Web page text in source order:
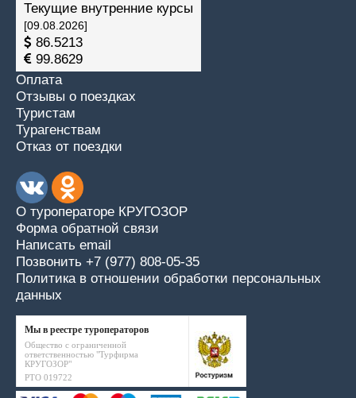
Текущие внутренние курсы
[09.08.2026]
86.5213
99.8629
Оплата
Отзывы о поездках
Туристам
Турагенствам
Отказ от поездки
О туроператоре КРУГОЗОР
Форма обратной связи
Написать email
Позвонить +7 (977) 808-05-35
Политика в отношении обработки персональных
данных
Мы в реестре туроператоров
Общество с ограниченной
ответственностью "Турфирма
КРУГОЗОР"
РТО 019722